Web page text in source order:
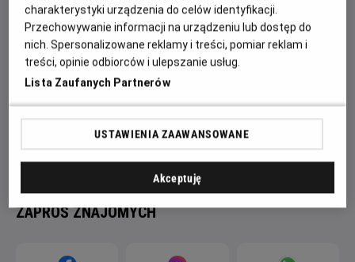
ZAPROŚ ZNAJOMYCH
charakterystyki urządzenia do celów identyfikacji.
Przechowywanie informacji na urządzeniu lub dostęp do
nich. Spersonalizowane reklamy i treści, pomiar reklam i
treści, opinie odbiorców i ulepszanie usług.
Lista Zaufanych Partnerów
USTAWIENIA ZAAWANSOWANE
Akceptuję